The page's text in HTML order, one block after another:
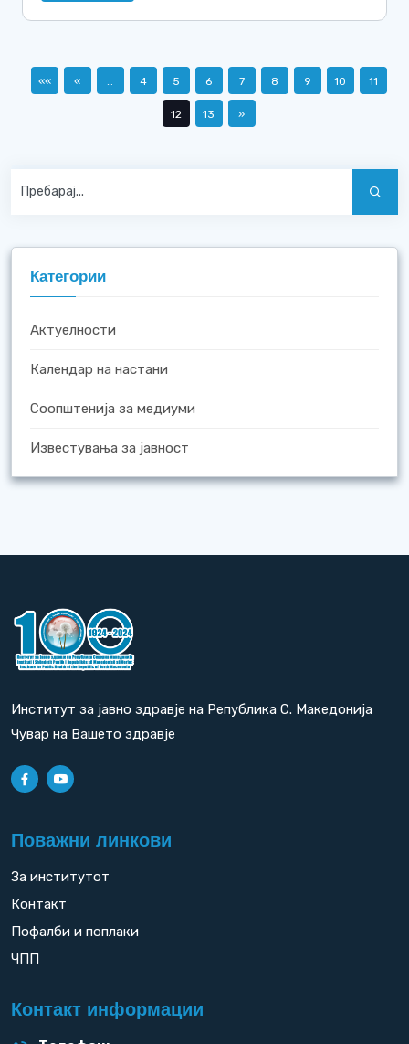
«« « … 4 5 6 7 8 9 10 11
12 13 »
Категории
Актуелности
Календар на настани
Соопштенија за медиуми
Известувања за јавност
Институт за јавно здравје на Република С. Македонија
Чувар на Вашето здравје
Поважни линкови
За институтот
Контакт
Пофалби и поплаки
ЧПП
Контакт информации